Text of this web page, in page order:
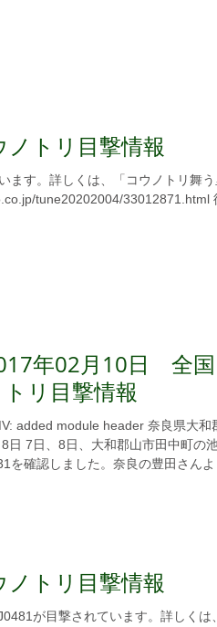
トリ目撃情報
年02月10日 全国
トリ目撃情報
added module header 奈良県大
山市田中町の池でＪ
を確認しました。奈良の豊田さんよ
トリ目撃情報